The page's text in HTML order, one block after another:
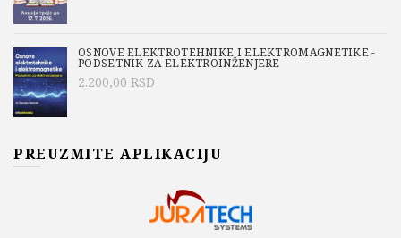
OSNOVE ELEKTROTEHNIKE I ELEKTROMAGNETIKE -
PODSETNIK ZA ELEKTROINŽENJERE
2.200,00 RSD
PREUZMITE APLIKACIJU